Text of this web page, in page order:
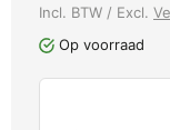
Incl. BTW / Excl.
Op voorraad